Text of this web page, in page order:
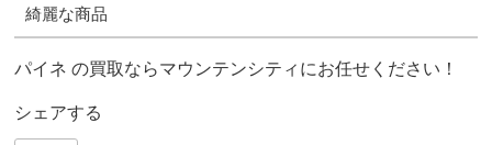
綺麗な商品
パイネ の買取ならマウンテンシティにお任せください！
シェアする